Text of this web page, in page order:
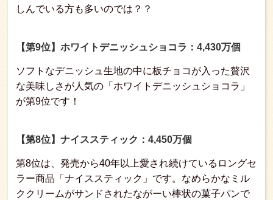
しんでいる方も多いのでは？？
【第9位】ホワイトデニッシュショコラ：4,430万個
ソフトなデニッシュ生地の中に板チョコが入った贅沢
な美味しさが人気の「ホワイトデニッシュショコラ」
が第9位です！
【第8位】ナイススティック：4,450万個
第8位は、発売から40年以上愛され続けているロングセ
ラー商品「ナイススティック」です。なめらかなミル
ククリームがサンドされたながーい棒状の菓子パンで